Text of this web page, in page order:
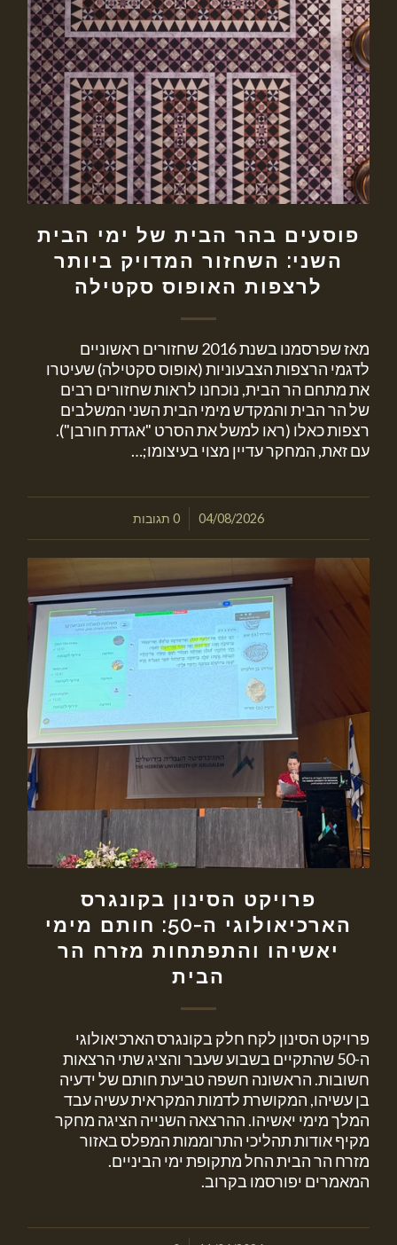
פוסעים בהר הבית של ימי הבית
השני: השחזור המדויק ביותר
לרצפות האופוס סקטילה
מאז שפרסמנו בשנת 2016 שחזורים ראשוניים
לדגמי הרצפות הצבעוניות (אופוס סקטילה) שעיטרו
את מתחם הר הבית, נוכחנו לראות שחזורים רבים
של הר הבית והמקדש מימי הבית השני המשלבים
רצפות כאלו (ראו למשל את הסרט "אגדת חורבן").
עם זאת, המחקר עדיין מצוי בעיצומו;…
04/08/2026
/ 0 תגובות
פרויקט הסינון בקונגרס
הארכיאולוגי ה-50: חותם מימי
יאשיהו והתפתחות מזרח הר
הבית
פרויקט הסינון לקח חלק בקונגרס הארכיאולוגי
ה-50 שהתקיים בשבוע שעבר והציג שתי הרצאות
חשובות. הראשונה חשפה טביעת חותם של ידעיה
בן עשיהו, המקושרת לדמות המקראית עשיה עבד
המלך מימי יאשיהו. ההרצאה השנייה הציגה מחקר
מקיף אודות תהליכי התרוממות המפלס באזור
מזרח הר הבית החל מתקופת ימי הביניים.
המאמרים יפורסמו בקרוב.